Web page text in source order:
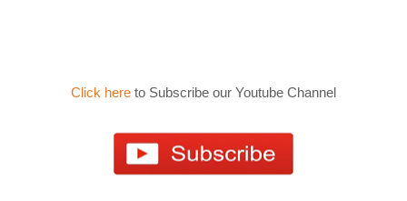
Click here to Subscribe our Youtube Channel